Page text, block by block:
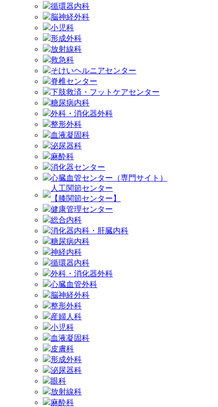
循環器内科
脳神経外科
小児科
形成外科
放射線科
救急科
そけいヘルニアセンター
脊椎センター
下肢救済・フットケアセンター
糖尿病内科
外科・消化器外科
整形外科
血液凝固科
泌尿器科
麻酔科
消化器センター
心臓血管センター（専門サイト）
人工関節センター
【膝関節センター】
健康管理センター
総合内科
消化器内科・肝臓内科
糖尿病内科
神経内科
循環器内科
外科・消化器外科
心臓血管外科
脳神経外科
整形外科
産婦人科
小児科
血液凝固科
皮膚科
形成外科
泌尿器科
眼科
放射線科
麻酔科